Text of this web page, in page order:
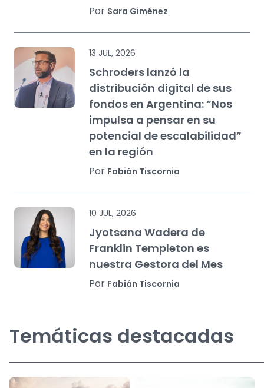
Por Sara Giménez
13 JUL, 2026
Schroders lanzó la
distribución digital de sus
fondos en Argentina: “Nos
impulsa a pensar en su
potencial de escalabilidad”
en la región
Por Fabián Tiscornia
10 JUL, 2026
Jyotsana Wadera de
Franklin Templeton es
nuestra Gestora del Mes
Por Fabián Tiscornia
Temáticas destacadas